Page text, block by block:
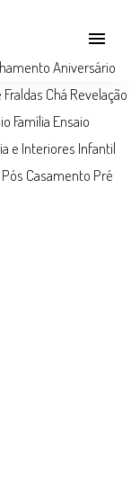
menu
Aniversário
Fraldas Chá Revelação
Família Ensaio
e Interiores Infantil
Pós Casamento Pré